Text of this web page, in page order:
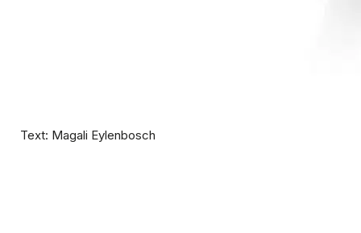
Text: Magali Eylenbosch